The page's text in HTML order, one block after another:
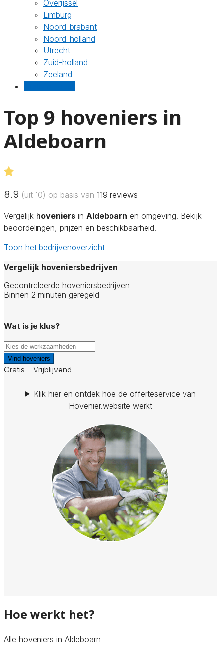
Overijssel
Limburg
Noord-brabant
Noord-holland
Utrecht
Zuid-holland
Zeeland
Top 9 hoveniers in
Aldeboarn
8.9 (uit 10) op basis van 119 reviews
Vergelijk hoveniers in Aldeboarn en omgeving. Bekijk
beoordelingen, prijzen en beschikbaarheid.
Toon het bedrijvenoverzicht
Vergelijk hoveniersbedrijven
Gecontroleerde hoveniersbedrijven
Binnen 2 minuten geregeld
Wat is je klus?
Vind hoveniers
Gratis - Vrijblijvend
Klik hier en ontdek hoe de offerteservice van
Hovenier.website werkt
Hoe werkt het?
Alle hoveniers in Aldeboarn